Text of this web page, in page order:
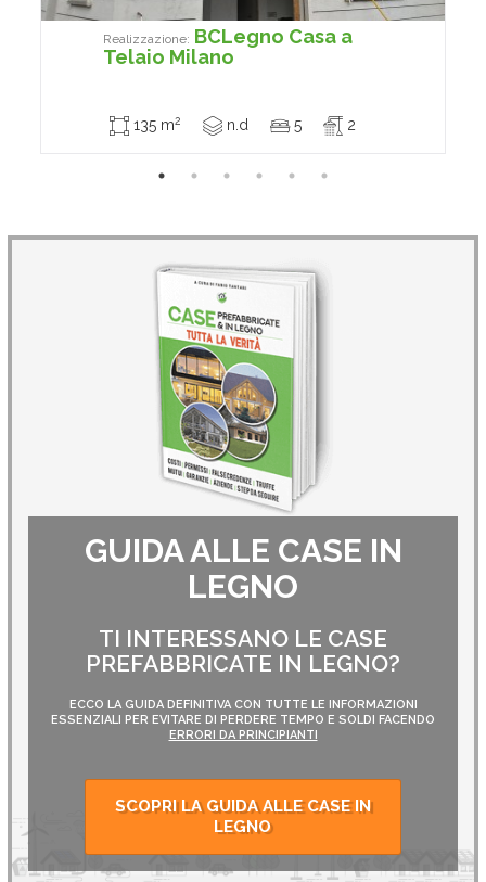
Realizzazione: BCLegno Casa a
Telaio Milano
135 m2 n.d 5 2
GUIDA ALLE CASE IN
LEGNO
TI INTERESSANO LE CASE
PREFABBRICATE IN LEGNO?
ECCO LA GUIDA DEFINITIVA CON TUTTE LE INFORMAZIONI
ESSENZIALI PER EVITARE DI PERDERE TEMPO E SOLDI FACENDO
ERRORI DA PRINCIPIANTI
SCOPRI LA GUIDA ALLE CASE IN
LEGNO